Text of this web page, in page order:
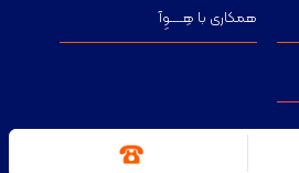
همکاری با هِــــوِآ